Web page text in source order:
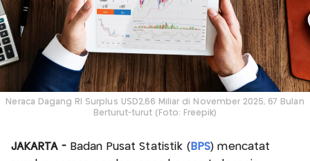
Neraca Dagang RI Surplus USD2,66 Miliar di November 2025, 67 Bulan
Berturut-turut (Foto: Freepik)
JAKARTA -Badan Pusat Statistik ( BPS) mencatat